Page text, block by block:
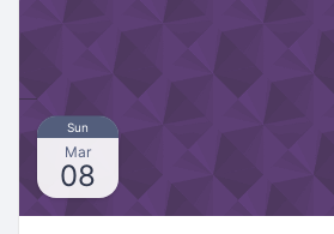
Sun
Mar
08